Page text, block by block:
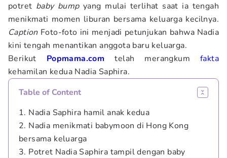
potret baby bumpyang mulai terlihat saat ia tengah
menikmati momen liburan bersama keluarga kecilnya.
CaptionFoto-foto ini menjadi petunjukan bahwa Nadia
kini tengah menantikan anggota baru keluarga.
Berikut Popmama.com telah merangkum fakta
kehamilan kedua Nadia Saphira.
Table of Content
1. Nadia Saphira hamil anak kedua
2. Nadia menikmati babymoon di Hong Kong
bersama keluarga
3. Potret Nadia Saphira tampil dengan baby